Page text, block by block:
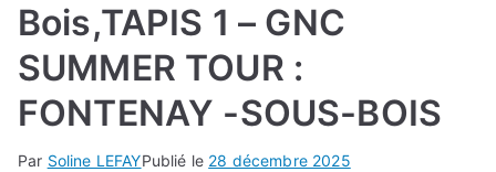
Bois,TAPIS 1 – GNC
SUMMER TOUR :
FONTENAY -SOUS-BOIS
Par Soline LEFAYPublié le 28 décembre 2025